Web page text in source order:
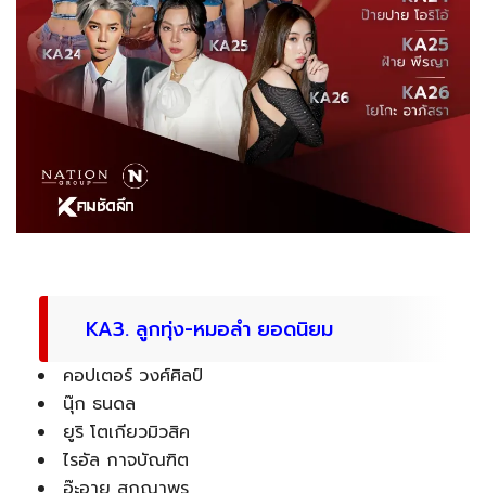
KA3. ลูกทุ่ง-หมอลำ ยอดนิยม
คอปเตอร์ วงศ์ศิลป์
นุ๊ก ธนดล
ยูริ โตเกียวมิวสิค
ไรอัล กาจบัณฑิต